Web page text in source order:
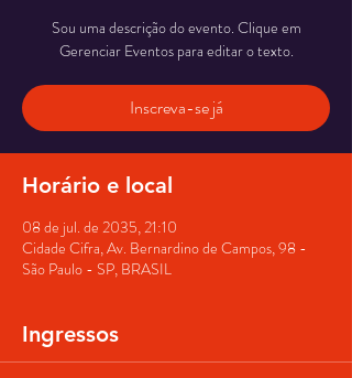
Sou uma descrição do evento. Clique em
Gerenciar Eventos para editar o texto.
Inscreva-se já
Horário e local
08 de jul. de 2035, 21:10
Cidade Cifra, Av. Bernardino de Campos, 98 -
São Paulo - SP, BRASIL
Ingressos